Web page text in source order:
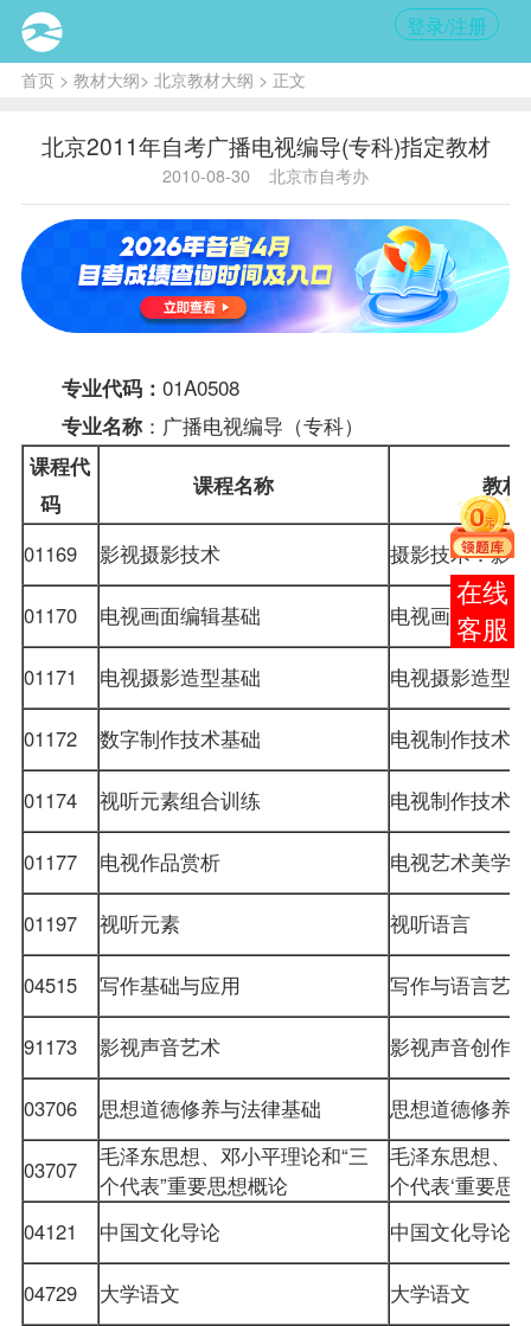
登录/注册
首页> 教材大纲> 北京教材大纲 > 正文
北京2011年自考广播电视编导(专科)指定教材
2010-08-30 北京市自考办
专业代码： 01A0508
专业名称：广播电视编导（专科）
课程代
码
课程名称 教材
01169 影视摄影技术 摄影技术：影
01170 电视画面编辑基础 电视画面编辑
01171 电视摄影造型基础 电视摄影造
01172 数字制作技术基础 电视制作技术
01174 视听元素组合训练 电视制作技术
01177 电视作品赏析 电视艺术美学
01197 视听元素 视听语言
04515 写作基础与应用 写作与语言艺
91173 影视声音艺术 影视声音创
03706 思想道德修养与法律基础 思想道德修养
03707 毛泽东思想、邓小平理论和“三
个代表”重要思想概论
毛泽东思想、
个代表‘重要
04121
中国文化导论 中国文化导论
04729 大学语文 大学语文
报考
咨询